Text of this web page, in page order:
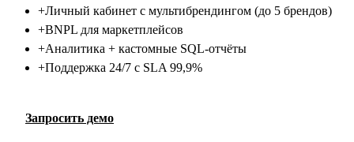
+Личный кабинет с мультибрендингом (до 5 брендов)
+BNPL для маркетплейсов
+Аналитика + кастомные SQL-отчёты
+Поддержка 24/7 с SLA 99,9%
Запросить демо